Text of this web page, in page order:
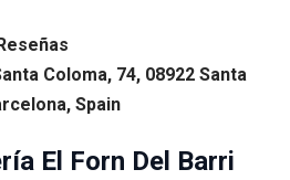
Coloma, 74, 08922 Santa
Spain
El Forn Del Barri